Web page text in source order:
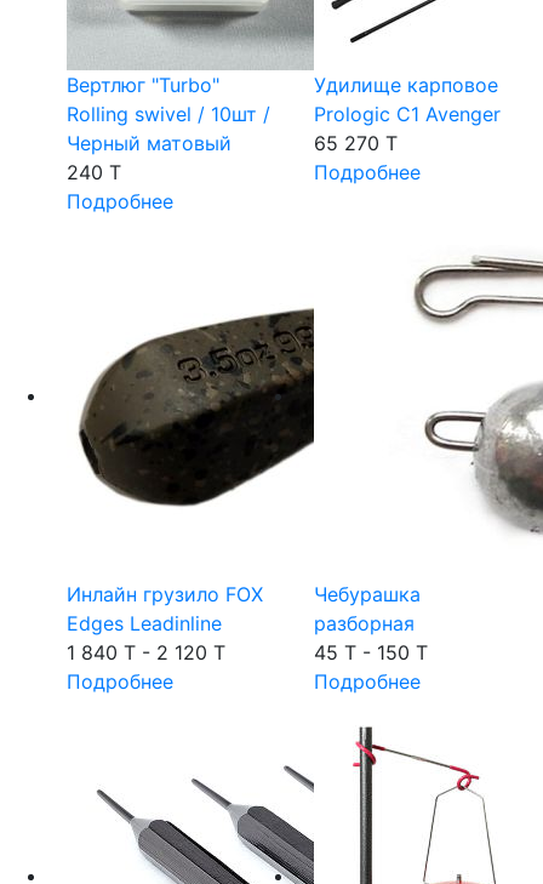
Вертлюг "Turbo"
Rolling swivel / 10шт /
Черный матовый
240 T
Подробнее
Удилище карповое
Prologic C1 Avenger
65 270 T
Подробнее
Инлайн грузило FOX
Edges Leadinline
1 840 T - 2 120 T
Подробнее
Чебурашка
разборная
45 T - 150 T
Подробнее